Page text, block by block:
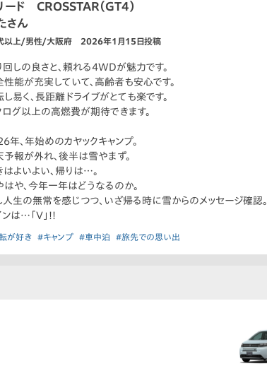
ード CROSSTAR（GT4）
さん
以上/男性/大阪府 2026年1月15日投稿
回しの良さと、頼れる4WDが魅力です。
性能が充実していて、高齢者も安心です。
し易く、長距離ドライブがとても楽です。
ログ以上の高燃費が期待できます。
年、年始めのカヤックキャンプ。
予報が外れ、後半は雪やまず。
はよいよい、帰りは…。
はや、今年一年はどうなるのか。
人生の無常を感じつつ、いざ帰る時に雪からのメッセージ確認。
ンは…「V」!!
が好き #キャンプ #車中泊 #旅先での思い出